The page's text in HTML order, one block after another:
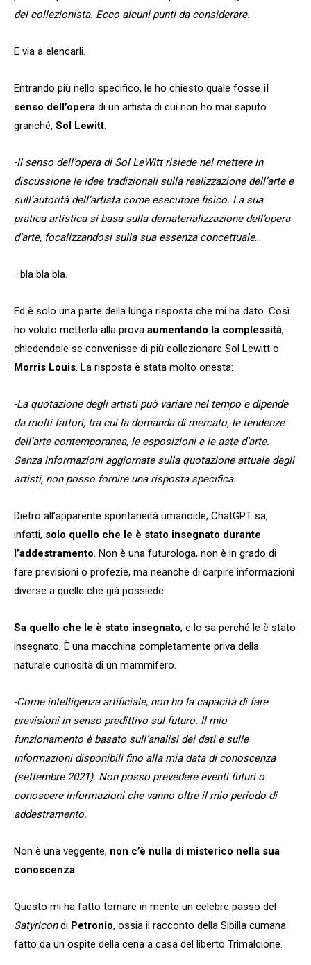
del collezionista. Ecco alcuni punti da considerare.
E via a elencarli.
Entrando più nello specifico, le ho chiesto quale fosse il
senso dell’opera di un artista di cui non ho mai saputo
granché, Sol Lewitt:
-Il senso dell’opera di Sol LeWitt risiede nel mettere in
discussione le idee tradizionali sulla realizzazione dell’arte e
sull’autorità dell’artista come esecutore fisico. La sua
pratica artistica si basa sulla dematerializzazione dell’opera
d’arte, focalizzandosi sulla sua essenza concettuale…
…bla bla bla.
Ed è solo una parte della lunga risposta che mi ha dato. Così
ho voluto metterla alla prova aumentando la complessità,
chiedendole se convenisse di più collezionare Sol Lewitt o
Morris Louis . La risposta è stata molto onesta:
-La quotazione degli artisti può variare nel tempo e dipende
da molti fattori, tra cui la domanda di mercato, le tendenze
dell’arte contemporanea, le esposizioni e le aste d’arte.
Senza informazioni aggiornate sulla quotazione attuale degli
artisti, non posso fornire una risposta specifica.
Dietro all’apparente spontaneità umanoide, ChatGPT sa,
infatti, solo quello che le è stato insegnato durante
l’addestramento . Non è una futurologa, non è in grado di
fare previsioni o profezie, ma neanche di carpire informazioni
diverse a quelle che già possiede.
Sa quello che le è stato insegnato, e lo sa perché le è stato
insegnato. È una macchina completamente priva della
naturale curiosità di un mammifero.
-Come intelligenza artificiale, non ho la capacità di fare
previsioni in senso predittivo sul futuro. Il mio
funzionamento è basato sull’analisi dei dati e sulle
informazioni disponibili fino alla mia data di conoscenza
(settembre 2021). Non posso prevedere eventi futuri o
conoscere informazioni che vanno oltre il mio periodo di
addestramento.
Non è una veggente, non c’è nulla di misterico nella sua
conoscenza
Questo mi ha fatto tornare in mente un celebre passo del
Satyricondi Petronio, ossia il racconto della Sibilla cumana
fatto da un ospite della cena a casa del liberto Trimalcione.